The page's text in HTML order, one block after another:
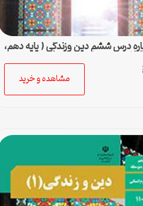
درس ششم دین وزندگی ( پایه دهم،
ادبیات و علوم انسانی)
مشاهده و خرید